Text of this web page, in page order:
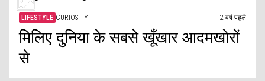
LIFESTYLE CURIOSITY 2 वर्ष पहले
मिलिए दुनिया के सबसे खूँखार आदमखोरों
से